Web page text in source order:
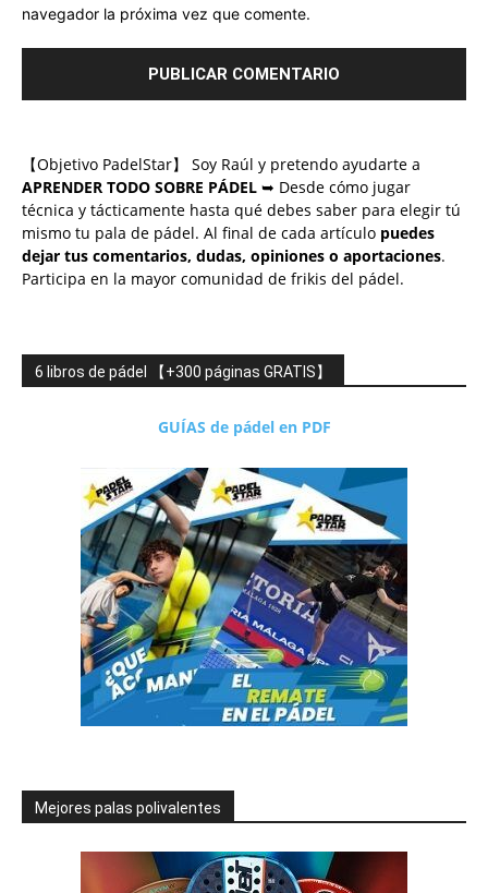
navegador la próxima vez que comente.
【Objetivo PadelStar】 Soy Raúl y pretendo ayudarte a
APRENDER TODO SOBRE PÁDEL ➥ Desde cómo jugar
técnica y tácticamente hasta qué debes saber para elegir tú
mismo tu pala de pádel. Al final de cada artículo puedes
dejar tus comentarios, dudas, opiniones o aportaciones.
Participa en la mayor comunidad de frikis del pádel.
6 libros de pádel 【+300 páginas GRATIS】
GUÍAS de pádel en PDF
Mejores palas polivalentes